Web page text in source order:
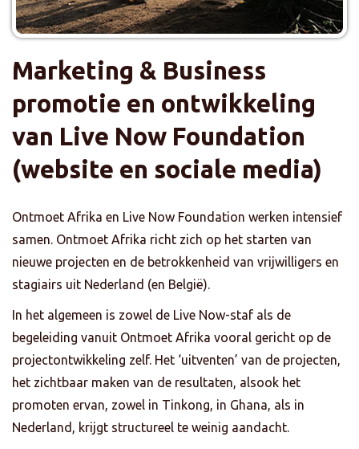
Marketing & Business
promotie en ontwikkeling
van Live Now Foundation
(website en sociale media)
Ontmoet Afrika en Live Now Foundation werken intensief
samen. Ontmoet Afrika richt zich op het starten van
nieuwe projecten en de betrokkenheid van vrijwilligers en
stagiairs uit Nederland (en België).
In het algemeen is zowel de Live Now-staf als de
begeleiding vanuit Ontmoet Afrika vooral gericht op de
projectontwikkeling zelf. Het ‘uitventen’ van de projecten,
het zichtbaar maken van de resultaten, alsook het
promoten ervan, zowel in Tinkong, in Ghana, als in
Nederland, krijgt structureel te weinig aandacht.